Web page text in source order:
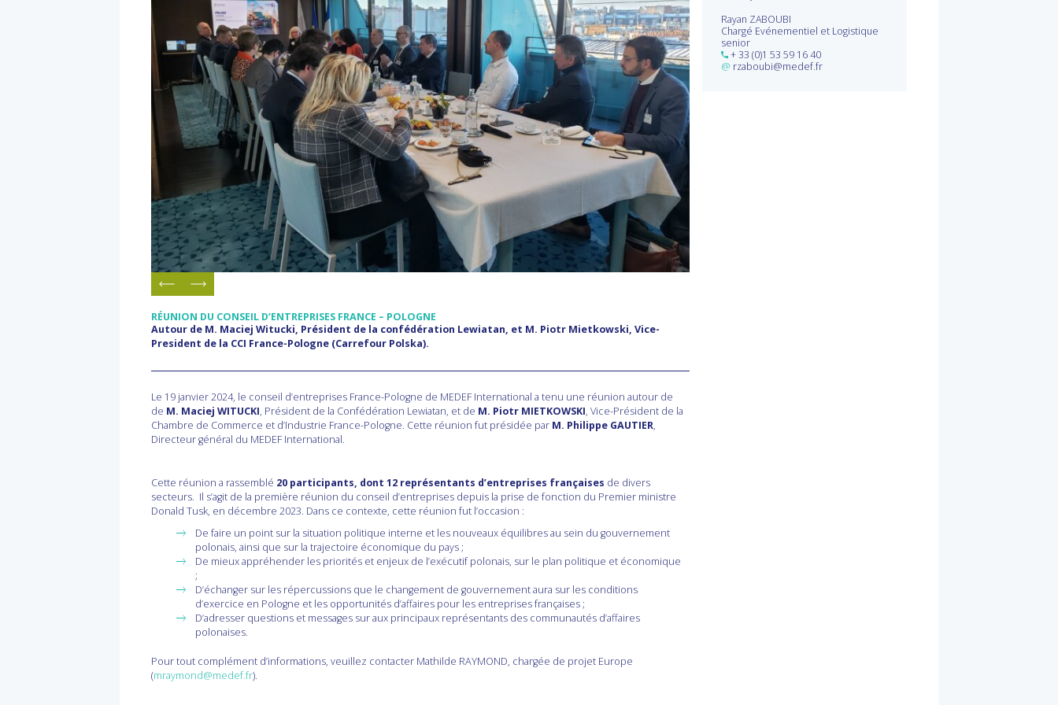
RÉUNION DU CONSEIL D’ENTREPRISES FRANCE – POLOGNE
Autour de M. Maciej Witucki, Président de la confédération Lewiatan, et M. Piotr Mietkowski, Vice-
President de la CCI France-Pologne (Carrefour Polska).
Le 19 janvier 2024, le conseil d’entreprises France-Pologne de MEDEF International a tenu une réunion autour de
de M. Maciej WITUCKI, Président de la Confédération Lewiatan, et de M. Piotr MIETKOWSKI, Vice-Président de la
Chambre de Commerce et d’Industrie France-Pologne. Cette réunion fut présidée par M. Philippe GAUTIER,
Directeur général du MEDEF International.
Cette réunion a rassemblé 20 participants, dont 12 représentants d’entreprises françaises de divers
secteurs. Il s’agit de la première réunion du conseil d’entreprises depuis la prise de fonction du Premier ministre
Donald Tusk, en décembre 2023. Dans ce contexte, cette réunion fut l’occasion :
De faire un point sur la situation politique interne et les nouveaux équilibres au sein du gouvernement
polonais, ainsi que sur la trajectoire économique du pays ;
De mieux appréhender les priorités et enjeux de l’exécutif polonais, sur le plan politique et économique
;
D’échanger sur les répercussions que le changement de gouvernement aura sur les conditions
d’exercice en Pologne et les opportunités d’affaires pour les entreprises françaises ;
D’adresser questions et messages sur aux principaux représentants des communautés d’affaires
polonaises.
Pour tout complément d’informations, veuillez contacter Mathilde RAYMOND, chargée de projet Europe
(mraymond@medef.fr).
Rayan ZABOUBI
Chargé Evénementiel et Logistique
senior
+ 33 (0)1 53 59 16 40
@ rzaboubi@medef.fr